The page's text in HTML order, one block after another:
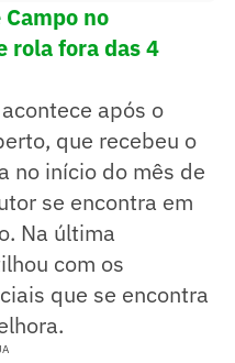
Campo no
rola fora das 4
após o
que recebeu o
no início do mês de
se encontra em
Na última
com os
que se encontra